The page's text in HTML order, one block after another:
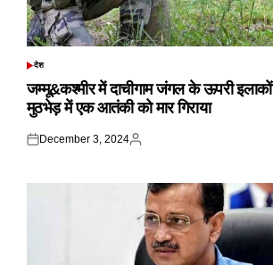
POSTED
देश
जम्मू&कश्मीर में दाचीगाम जंगल के ऊपरी इलाकों
मुठभेड़ में एक आतंकी को मार गिराया
Posted
December 3, 2024
Posted